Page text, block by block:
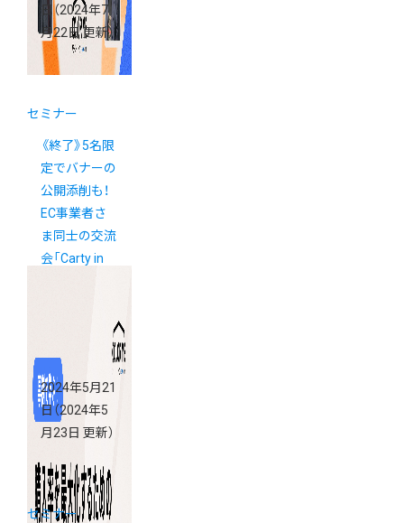
日 （2024年7
月22日 更新）
セミナー
《終了》5名限
定でバナーの
公開添削も！
EC事業者さ
ま同士の交流
会「Carty in
2024年5月21
日（2024年5
月23日 更新）
セミナー